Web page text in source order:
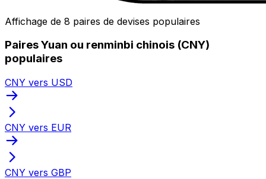
Affichage de 8 paires de devises populaires
Paires Yuan ou renminbi chinois (CNY)
populaires
CNY vers USD
CNY vers EUR
CNY vers GBP